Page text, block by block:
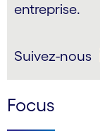
entreprise.
Suivez-nous
Focus